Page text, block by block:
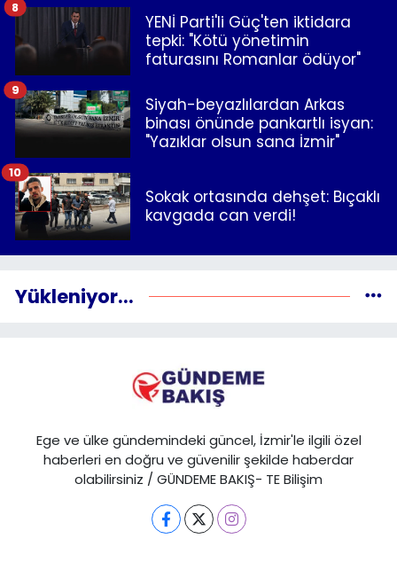
YENİ Parti'li Güç'ten iktidara
tepki: "Kötü yönetimin
faturasını Romanlar ödüyor"
8
Siyah-beyazlılardan Arkas
binası önünde pankartlı isyan:
"Yazıklar olsun sana İzmir"
9
Sokak ortasında dehşet: Bıçaklı
kavgada can verdi!
10
Yükleniyor...
Ege ve ülke gündemindeki güncel, İzmir'le ilgili özel
haberleri en doğru ve güvenilir şekilde haberdar
olabilirsiniz / GÜNDEME BAKIŞ- TE Bilişim